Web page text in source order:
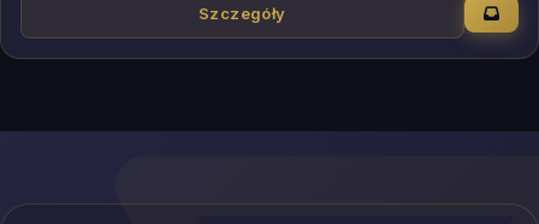
Szczegóły